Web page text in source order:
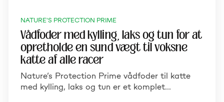
NATURE'S PROTECTION PRIME
Vådfoder med kylling, laks og tun for at
opretholde en sund vægt til voksne
katte af alle racer
Nature’s Protection Prime vådfoder til katte
med kylling, laks og tun er et komplet…